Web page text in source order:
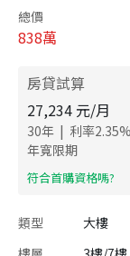
總價
838萬
房貸試算
27,234 元/月
30年 | 利率2.35
年寬限期
​符合首購資格嗎?
類型 大樓